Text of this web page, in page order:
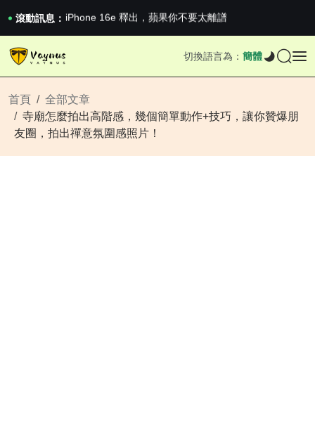
滾動訊息： 2026澳網男單收官：全滿貫對上全滿亞，德約...
《巔峰守衛 Highguard》正式上線，官...
iPhone 16e 釋出，蘋果你不要太離譜
iPhone 16e 釋出，蘋果你不要太離譜
切換語言為： 簡體
首頁
全部文章
寺廟怎麼拍出高階感，幾個簡單動作+技巧，讓你贊爆朋
友圈，拍出禪意氛圍感照片！